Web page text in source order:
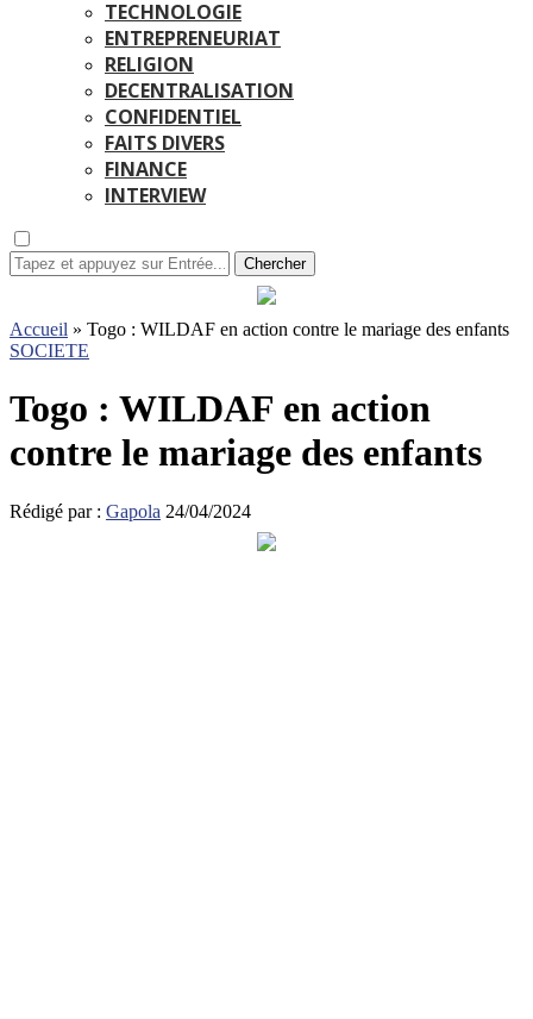
TECHNOLOGIE
ENTREPRENEURIAT
RELIGION
DECENTRALISATION
CONFIDENTIEL
FAITS DIVERS
FINANCE
INTERVIEW
Chercher
Accueil » Togo : WILDAF en action contre le mariage des enfants
SOCIETE
Togo : WILDAF en action
contre le mariage des enfants
Rédigé par : Gapola 24/04/2024